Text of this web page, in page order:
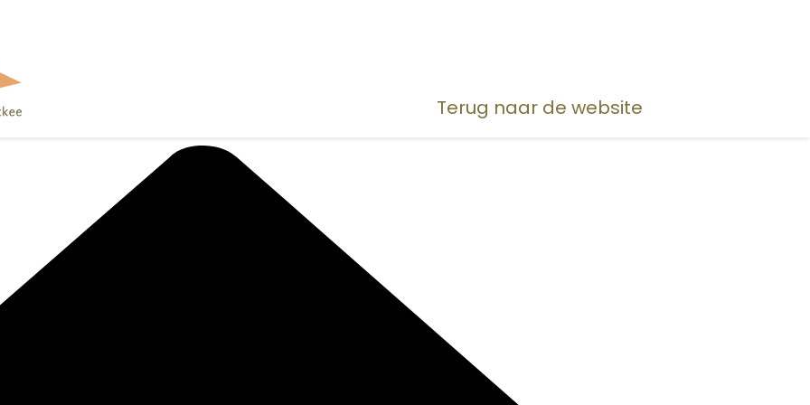
Terug naar de website